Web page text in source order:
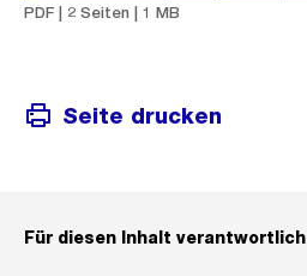
PDF | 2 Seiten | 1 MB
Seite drucken
Für diesen Inhalt verantwortlich